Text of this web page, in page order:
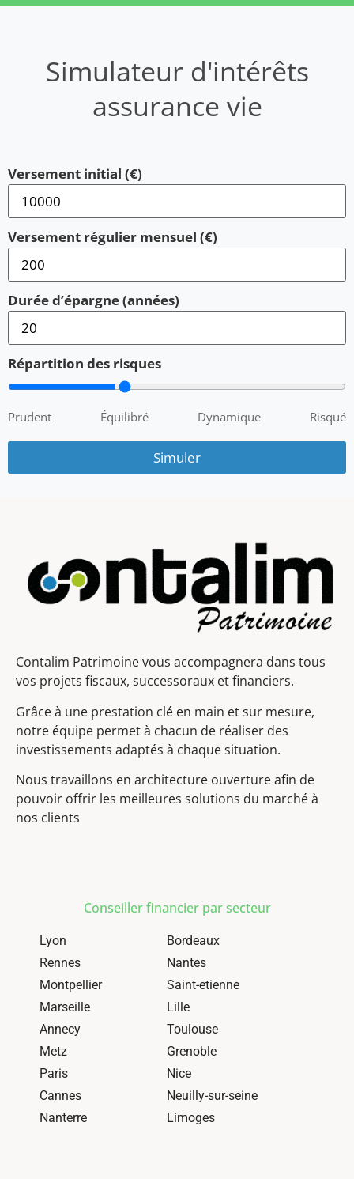
Simulateur d'intérêts
assurance vie
Versement initial (€)
Versement régulier mensuel (€)
Durée d’épargne (années)
Répartition des risques
Prudent Équilibré Dynamique Risqué
Simuler
Contalim Patrimoine vous accompagnera dans tous
vos projets fiscaux, successoraux et financiers.
Grâce à une prestation clé en main et sur mesure,
notre équipe permet à chacun de réaliser des
investissements adaptés à chaque situation.
Nous travaillons en architecture ouverture afin de
pouvoir offrir les meilleures solutions du marché à
nos clients
Conseiller financier par secteur
Lyon
Bordeaux
Rennes
Nantes
Montpellier
Saint-etienne
Marseille
Lille
Annecy
Toulouse
Metz
Grenoble
Paris
Nice
Cannes
Neuilly-sur-seine
Nanterre
Limoges